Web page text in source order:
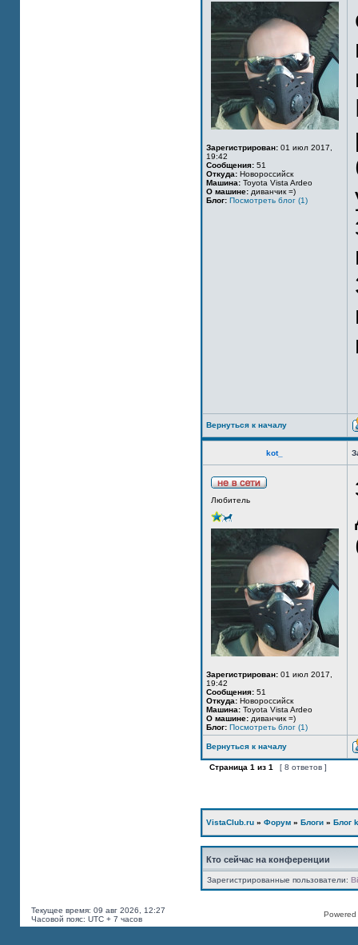
Зарегистрирован: 01 июл 2017,
19:42
Сообщения: 51
Откуда: Новороссийск
Машина: Toyota Vista Ardeo
О машине: диванчик =)
Блог: Посмотреть блог (1)
Вернуться к началу
kot_
Любитель
Зарегистрирован: 01 июл 2017,
19:42
Сообщения: 51
Откуда: Новороссийск
Машина: Toyota Vista Ardeo
О машине: диванчик =)
Блог: Посмотреть блог (1)
Вернуться к началу
Страница 1 из 1 [ 8 ответов ]
VistaClub.ru » Форум » Блоги » Блог
Кто сейчас на конференции
Зарегистрированные пользователи:
Текущее время: 09 авг 2026, 12:27
Часовой пояс: UTC + 7 часов